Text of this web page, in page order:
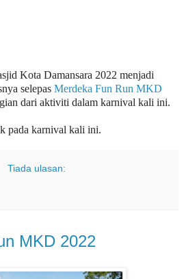
Kota Damansara 2022 menjadi
selepas Merdeka Fun Run MKD
dari aktiviti dalam karnival kali ini.
pada karnival kali ini.
Tiada ulasan:
MKD 2022